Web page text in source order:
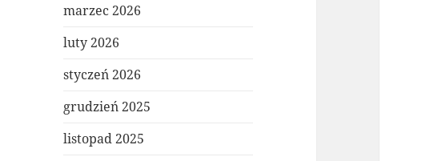
marzec 2026
luty 2026
styczeń 2026
grudzień 2025
listopad 2025